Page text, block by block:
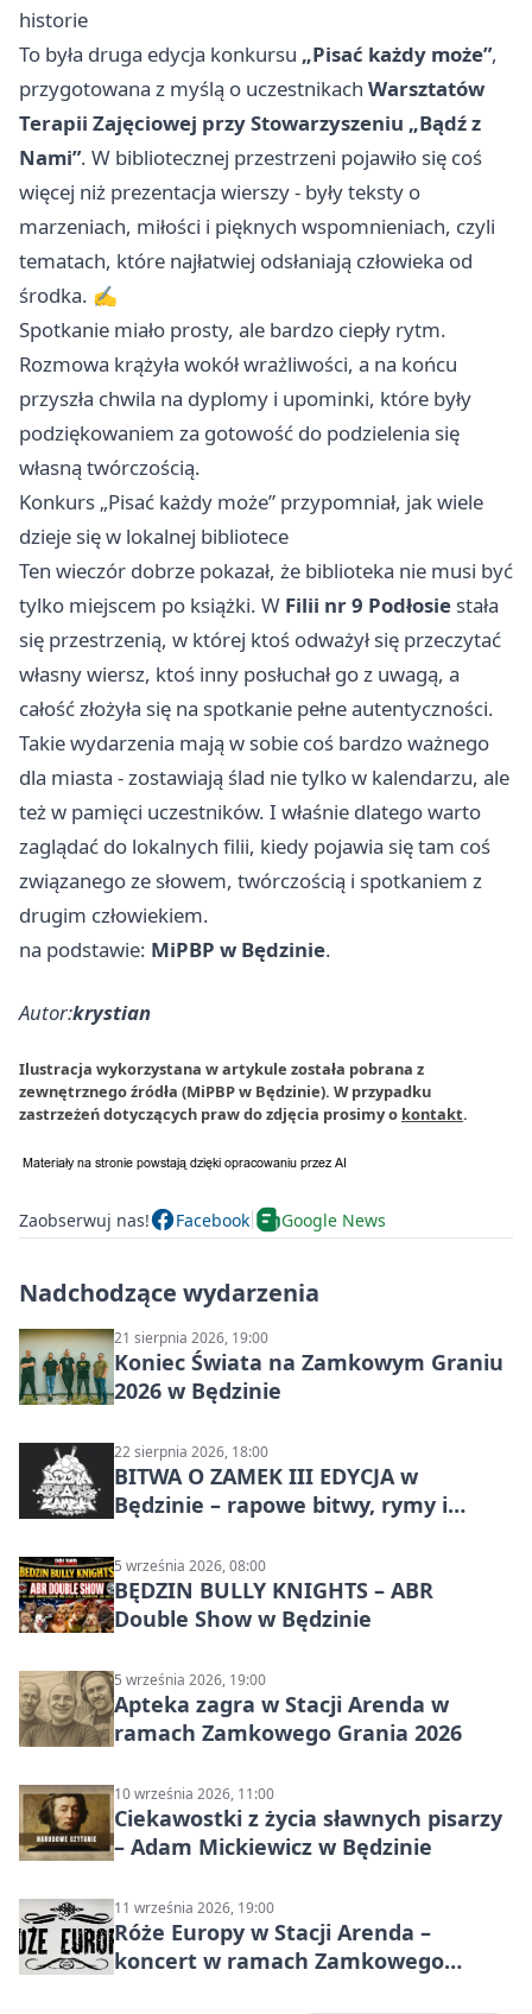
historie
To była druga edycja konkursu „Pisać każdy może”,
przygotowana z myślą o uczestnikach Warsztatów
Terapii Zajęciowej przy Stowarzyszeniu „Bądź z
Nami”. W bibliotecznej przestrzeni pojawiło się coś
więcej niż prezentacja wierszy - były teksty o
marzeniach, miłości i pięknych wspomnieniach, czyli
tematach, które najłatwiej odsłaniają człowieka od
środka. ✍️
Spotkanie miało prosty, ale bardzo ciepły rytm.
Rozmowa krążyła wokół wrażliwości, a na końcu
przyszła chwila na dyplomy i upominki, które były
podziękowaniem za gotowość do podzielenia się
własną twórczością.
Konkurs „Pisać każdy może” przypomniał, jak wiele
dzieje się w lokalnej bibliotece
Ten wieczór dobrze pokazał, że biblioteka nie musi być
tylko miejscem po książki. W Filii nr 9 Podłosie stała
się przestrzenią, w której ktoś odważył się przeczytać
własny wiersz, ktoś inny posłuchał go z uwagą, a
całość złożyła się na spotkanie pełne autentyczności.
Takie wydarzenia mają w sobie coś bardzo ważnego
dla miasta - zostawiają ślad nie tylko w kalendarzu, ale
też w pamięci uczestników. I właśnie dlatego warto
zaglądać do lokalnych filii, kiedy pojawia się tam coś
związanego ze słowem, twórczością i spotkaniem z
drugim człowiekiem.
na podstawie: MiPBP w Będzinie.
Autor:krystian
Ilustracja wykorzystana w artykule została pobrana z
zewnętrznego źródła (MiPBP w Będzinie). W przypadku
zastrzeżeń dotyczących praw do zdjęcia prosimy o kontakt.
Zaobserwuj nas! Facebook Google News
Nadchodzące wydarzenia
21 sierpnia 2026, 19:00
Koniec Świata na Zamkowym Graniu
2026 w Będzinie
22 sierpnia 2026, 18:00
BITWA O ZAMEK III EDYCJA w
Będzinie – rapowe bitwy, rymy i
5 września 2026, 08:00
BĘDZIN BULLY KNIGHTS – ABR
Double Show w Będzinie
5 września 2026, 19:00
Apteka zagra w Stacji Arenda w
ramach Zamkowego Grania 2026
10 września 2026, 11:00
Ciekawostki z życia sławnych pisarzy
– Adam Mickiewicz w Będzinie
11 września 2026, 19:00
Róże Europy w Stacji Arenda –
koncert w ramach Zamkowego